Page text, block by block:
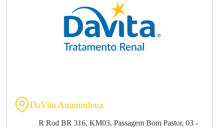
DaVita Ananindeua
R Rod BR 316, KM03, Passagem Bom Pastor, 03 -